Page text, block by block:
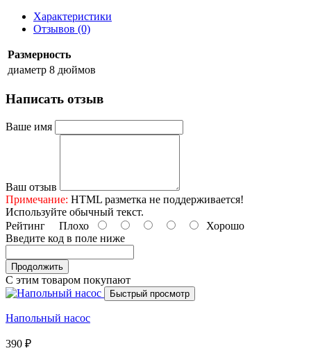
Характеристики
Отзывов (0)
Размерность
диаметр 8 дюймов
Написать отзыв
Ваше имя
Ваш отзыв
Примечание: HTML разметка не поддерживается!
Используйте обычный текст.
Рейтинг Плохо
Хорошо
Введите код в поле ниже
Продолжить
С этим товаром покупают
Быстрый просмотр
Напольный насос
390 ₽